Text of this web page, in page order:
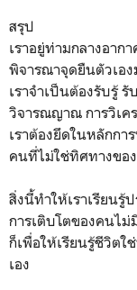
สรุป
เราอยู่ท่ามกลางอาก
พิจารณาจุดยืนตัวเอ
เราจำเป็นต้องรับรู้
วิจารณญาณ การวิเค
เราต้องยึดในหลักกา
คนที่ไม่ใช่ทิศทางของ
สิ่งนี้ทำให้เราเรียน
การเติบโตของคนไ
ก็เพื่อให้เรียนรู้ชีวิต
เอง